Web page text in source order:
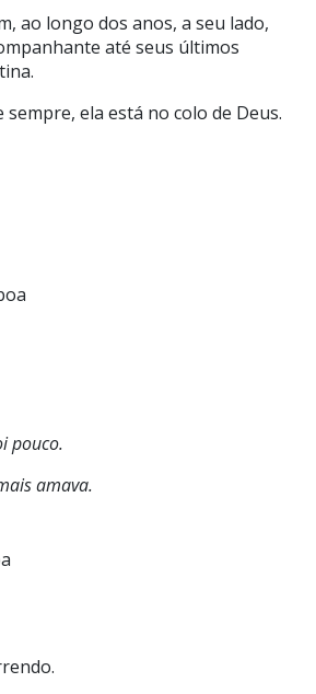
ao longo dos anos, a seu lado,
até seus últimos
sempre, ela está no colo de Deus.
pouco.
amava.